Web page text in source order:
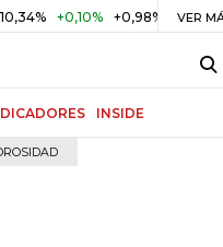
+0,10% +0,98% UVR $
VER
INSIDE